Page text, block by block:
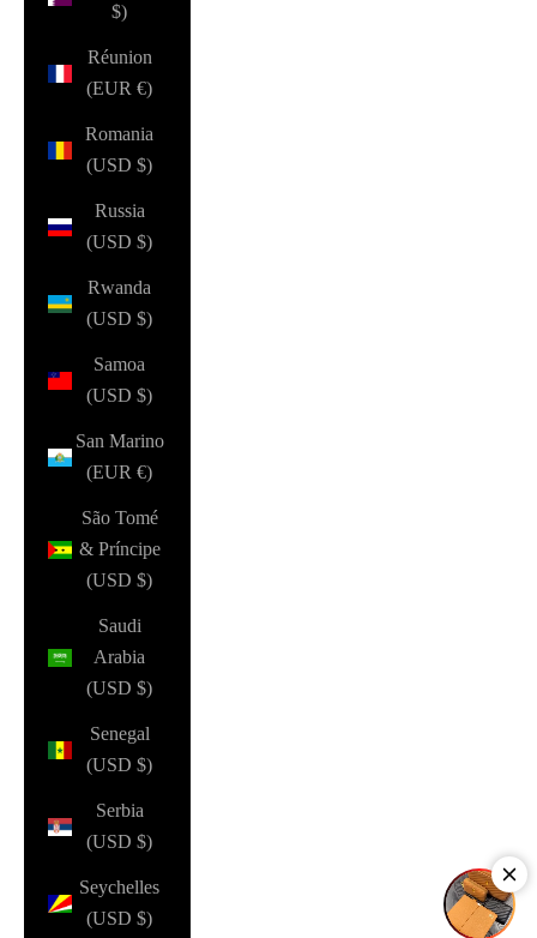
$)
Réunion
(EUR €)
Romania
(USD $)
Russia
(USD $)
Rwanda
(USD $)
Samoa
(USD $)
San Marino
(EUR €)
São Tomé
& Príncipe
(USD $)
Saudi
Arabia
(USD $)
Senegal
(USD $)
Serbia
(USD $)
Seychelles
(USD $)